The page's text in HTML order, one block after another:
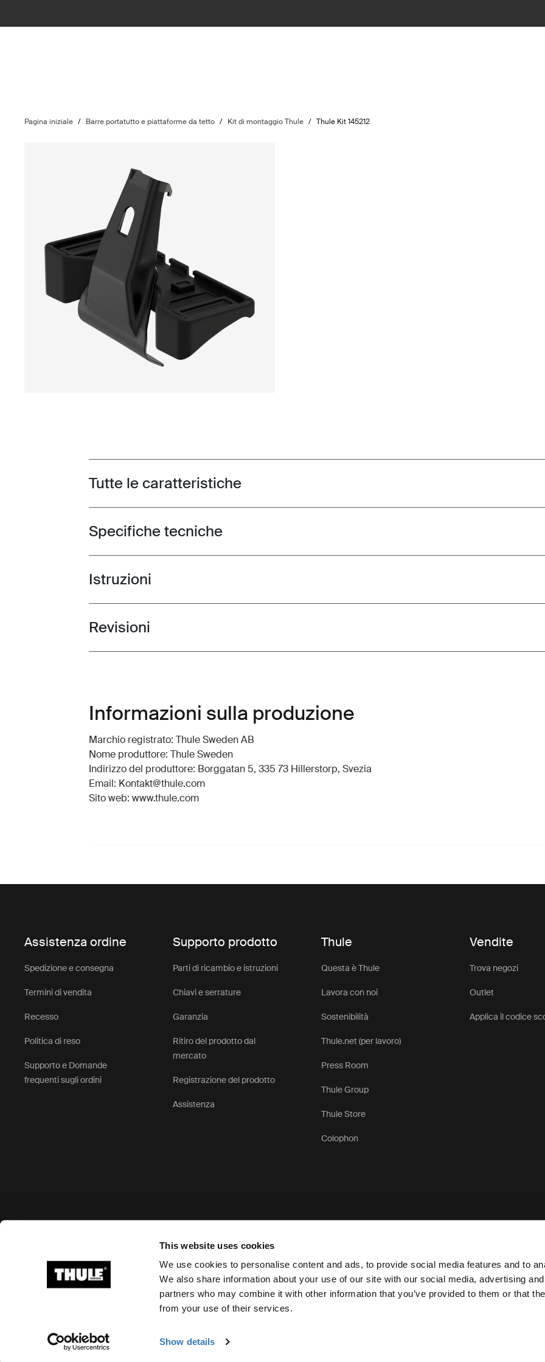
This website uses cookies
We use cookies to personalise content and ads, to provide social media features and to
We also share information about your use of our site with our social media, advertising
partners who may combine it with other information that you’ve provided to them or that
from your use of their services.
Show details
Pagina iniziale / Barre portatutto e piattaforme da tetto / Kit di montaggio Thule / Thule Kit 145212
Toggle features
Tutte le caratteristiche
Toggle techspec
Specifiche tecniche
Toggle guides and instructions
Istruzioni
Toggle overview
Revisioni
Informazioni sulla produzione
Marchio registrato: Thule Sweden AB
Nome produttore: Thule Sweden
Indirizzo del produttore: Borggatan 5, 335 73 Hillerstorp, Svezia
Email: Kontakt@thule.com
Sito web: www.thule.com
Assistenza ordine
Spedizione e consegna
Termini di vendita
Recesso
Politica di reso
Supporto e Domande
frequenti sugli ordini
Supporto prodotto
Parti di ricambio e istruzioni
Chiavi e serrature
Garanzia
Ritiro del prodotto dal
mercato
Registrazione del prodotto
Assistenza
Thule
Questa è Thule
Lavora con noi
Sostenibilità
Thule.net (per lavoro)
Press Room
Thule Group
Thule Store
Colophon
Vendite
Trova negozi
Outlet
Applica il codice
Ⓒ 2026 Thule Group Tutti i diritti riservati Informativa sulla privacy